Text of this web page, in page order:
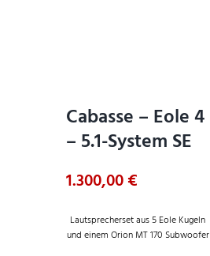
Cabasse – Eole 4
– 5.1-System SE
1.300,00€
Lautsprecherset aus 5 Eole Kugeln
und einem Orion MT 170 Subwoofer